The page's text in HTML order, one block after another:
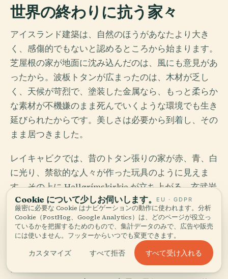
世界の終わりに抗う家々
アイスランド建築は、自然のほうがあなたより大き
く、感傷的でもないと認めるところから始まります。
芝屋根の家が地面に沈み込んだのは、風にも意見があ
ったから。波板トタンが広まったのは、木材が乏し
く、天候が苛烈で、塗装した金属なら、もっと柔らか
な素材が不機嫌のまま死んでいくような環境でも生き
延びられたからです。美しさは必要から到着し、その
まま居つきました。
レイキャビクでは、昔のトタン張りの家が赤、青、白
に光り、禁欲的な人々が作った玩具のように見えま
す。その上に Hallgrímskirkja が立ち上がる。玄武岩
の幻想であり、ルター派の厳しさでもある教会で、コ
ンクリートの肋骨は溶岩柱をなぞりながら、安っぽい
見立てには堕ちません。建てられたというより、冷え
て固まったように見えるのです。
ほかの土地では、この対話の調子が変わります。
Cookie について少しお伺いします。 EU · GDPR
厳密に必要な Cookie はナビゲーションの動作に使われます。分析
Cookie（PostHog、Google Analytics）は、どのページが役立っ
ているかを把握するためのもので、集計データのみで、広告や販売
には使いません。フッターからいつでも変更できます。
カスタマイズ すべて拒否 すべて受け入れる